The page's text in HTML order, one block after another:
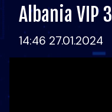
Albania VIP 3
14:46 27.01.2024